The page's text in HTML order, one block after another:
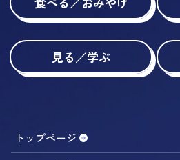
見る／学ぶ
トップページ